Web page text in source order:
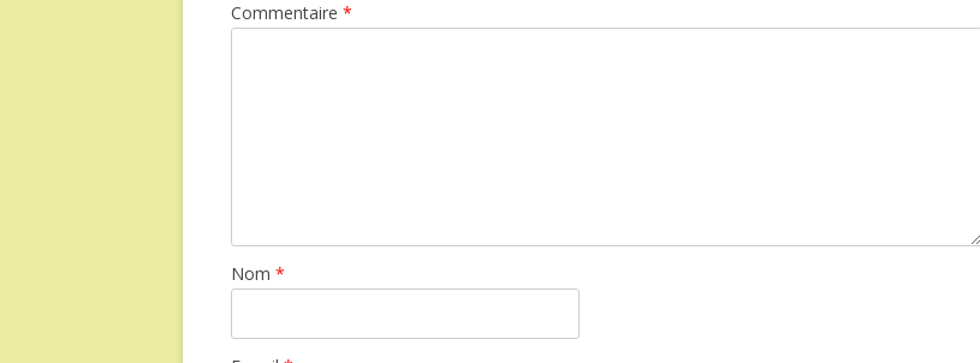
Commentaire *
Nom *